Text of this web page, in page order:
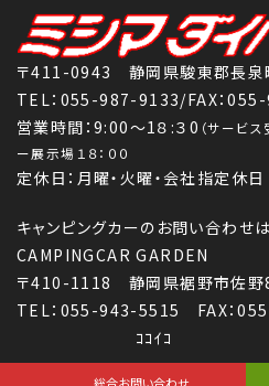
〒411-0943 静岡県駿東郡長泉
TEL： 055-987-9133/FAX：
営業時間：9:00～1８:３0 （サービ
ー展示場１８：００
定休日：月曜・火曜・会社指定休
キャンピングカーのお問い合わせ
CAMPINGCAR GARDEN
〒410-1118 静岡県裾野市佐野
TEL：055-943-5515 FAX：
ｺｺｲｺ
Copyright (C) 株式会社三島ダ